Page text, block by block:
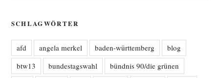
SCHLAGWÖRTER
afd angela merkel baden-württemberg
blog
btw13
bundestagswahl
bündnis 90/die grünen